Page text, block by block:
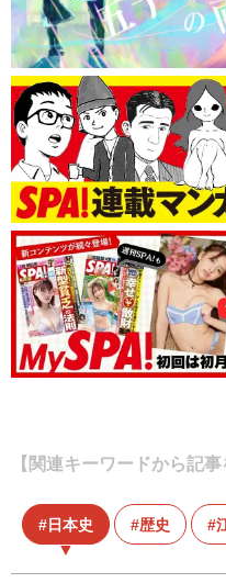
【関連キーワードから記事
日本史 歴史